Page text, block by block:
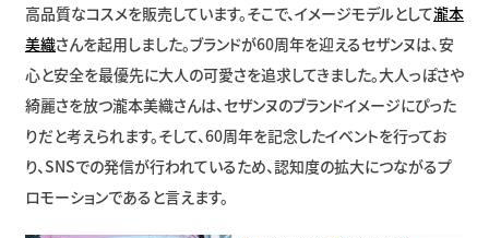
高品質なコスメを販売しています。そこで、イメージモデルとして瀧本
美織さんを起用しました。ブランドが60周年を迎えるセザンヌは、安
心と安全を最優先に大人の可愛さを追求してきました。大人っぽさや
綺麗さを放つ瀧本美織さんは、セザンヌのブランドイメージにぴった
りだと考えられます。そして、60周年を記念したイベントを行ってお
り、SNSでの発信が行われているため、認知度の拡大につながるプ
ロモーションであると言えます。